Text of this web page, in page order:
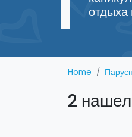
Home
2